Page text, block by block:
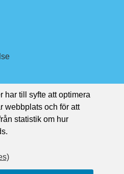
på Facebook
medier
har till syfte att optimera
webbplats och för att
statistik om hur